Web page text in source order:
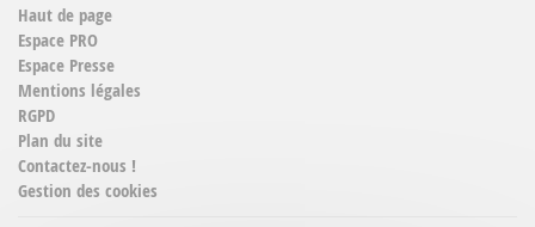
Haut de page
Espace PRO
Espace Presse
Mentions légales
RGPD
Plan du site
Contactez-nous !
Gestion des cookies